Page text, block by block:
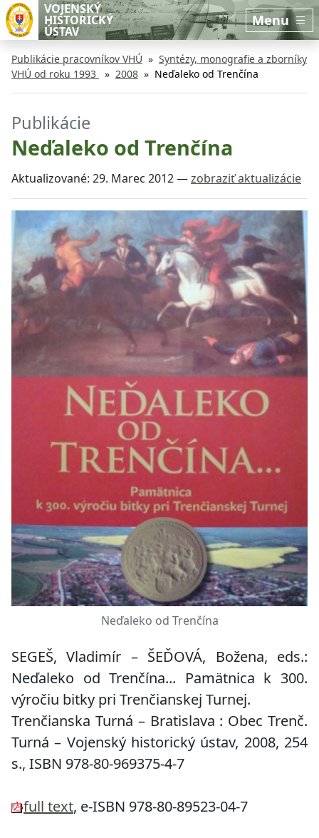
Preskočiť na hlavný obsah
Preskočiť na bočnú lištu
VOJENSKÝ
HISTORICKÝ
ÚSTAV
Menu
Publikácie pracovníkov VHÚ
Syntézy, monografie a zborníky
VHÚ od roku 1993
2008 Neďaleko od Trenčína
Publikácie
Neďaleko od Trenčína
Aktualizované: 29. Marec 2012—zobraziť aktualizácie
Neďaleko od Trenčína
SEGEŠ, Vladimír – ŠEĎOVÁ, Božena, eds.:
Neďaleko od Trenčína... Pamätnica k 300.
výročiu bitky pri Trenčianskej Turnej.
Trenčianska Turná – Bratislava : Obec Trenč.
Turná – Vojenský historický ústav, 2008, 254
s., ISBN 978-80-969375-4-7
full text, e-ISBN 978-80-89523-04-7